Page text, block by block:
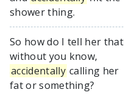
shower thing.
So how do I tell her that
without you know,
accidentally calling her
fat or something?